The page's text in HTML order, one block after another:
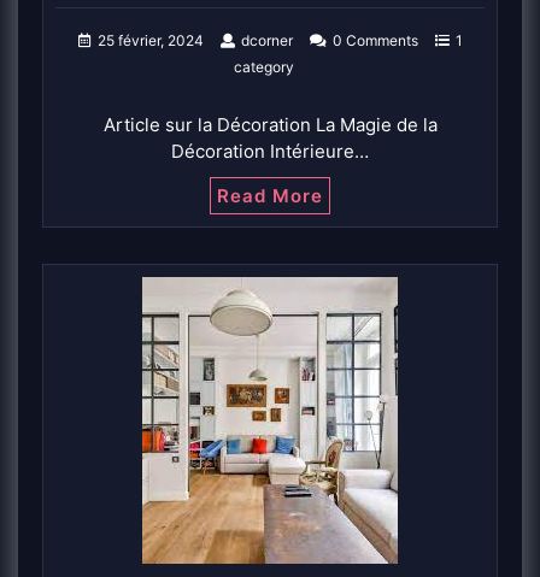
25 février, 2024 dcorner 0 Comments
1
category
Article sur la Décoration La Magie de la
Décoration Intérieure…
Read More